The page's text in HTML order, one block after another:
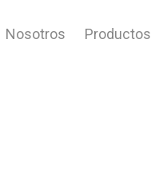
Nosotros Productos